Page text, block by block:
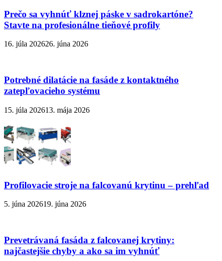
Prečo sa vyhnúť klznej páske v sadrokartóne?
Stavte na profesionálne tieňové profily
16. júla 202626. júna 2026
Potrebné dilatácie na fasáde z kontaktného
zatepľovacieho systému
15. júla 202613. mája 2026
Profilovacie stroje na falcovanú krytinu – prehľad
5. júna 202619. júna 2026
Prevetrávaná fasáda z falcovanej krytiny:
najčastejšie chyby a ako sa im vyhnúť